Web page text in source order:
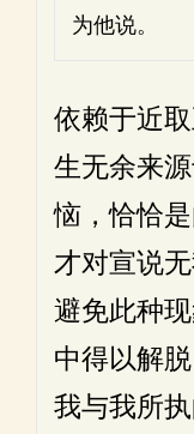
为他说。
依赖于近
生无余来
恼，恰恰
才对宣说
避免此种
中得以解
我与我所